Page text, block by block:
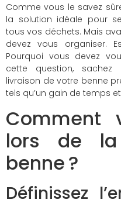
Comme vous le savez
la solution idéale pour
tous vos déchets. Mais
devez vous organiser.
Pourquoi vous devez
cette question, sachez
livraison de votre benne
tels qu’un gain de temps
Comment
lors de
benne ?
Définissez